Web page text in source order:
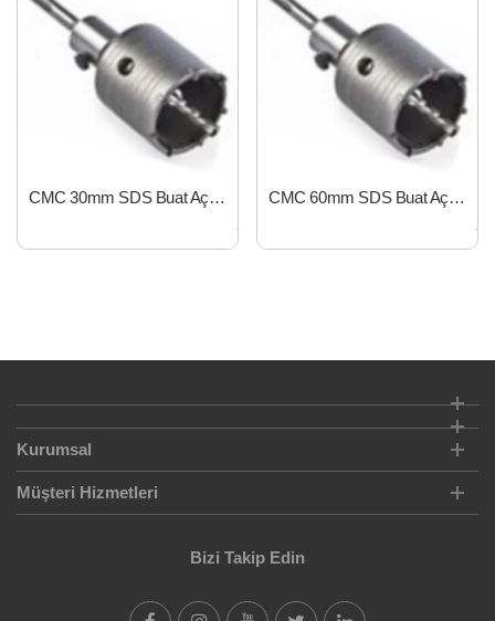
CMC 30mm SDS Buat Açma Seti CMC750 CMC 60mm SDS Buat Açma Seti CMC756
Kurumsal
Müşteri Hizmetleri
Bizi Takip Edin